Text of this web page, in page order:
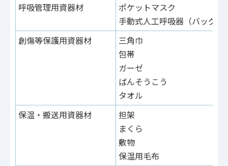
呼吸管理用資器材
ポケットマスク
手動式人工呼吸器（バッグバ
創傷等保護用資器材
三角巾
包帯
ガーゼ
ばんそうこう
タオル
保温・搬送用資器材
担架
まくら
敷物
保温用毛布